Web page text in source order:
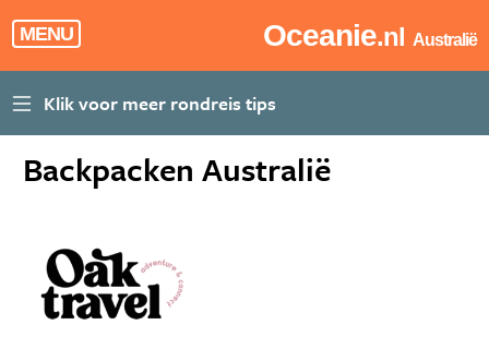
MENU Oceanie.nl Australië
Backpacken Australië